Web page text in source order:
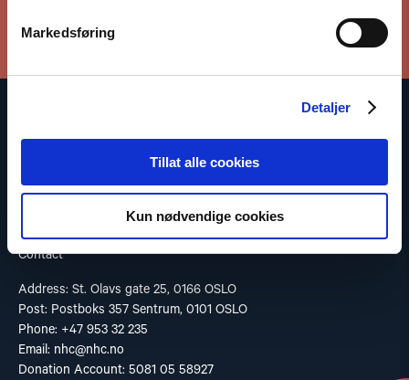
Markedsføring
Detaljer
Tillat alle cookies
Kun nødvendige cookies
is crucial for maintaining peace and cooperation between states.
Contact
Address: St. Olavs gate 25, 0166 OSLO
Post: Postboks 357 Sentrum, 0101 OSLO
Phone: +47 953 32 235
Email: nhc@nhc.no
Donation Account: 5081 05 58927